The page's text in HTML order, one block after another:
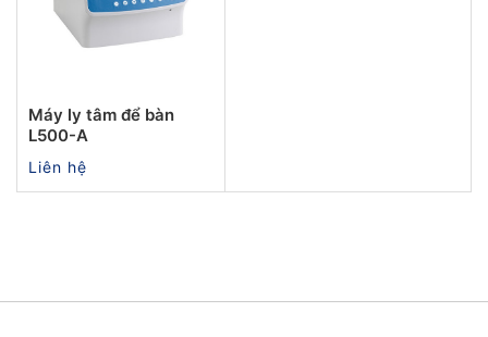
Máy ly tâm để bàn
L500-A
Liên hệ